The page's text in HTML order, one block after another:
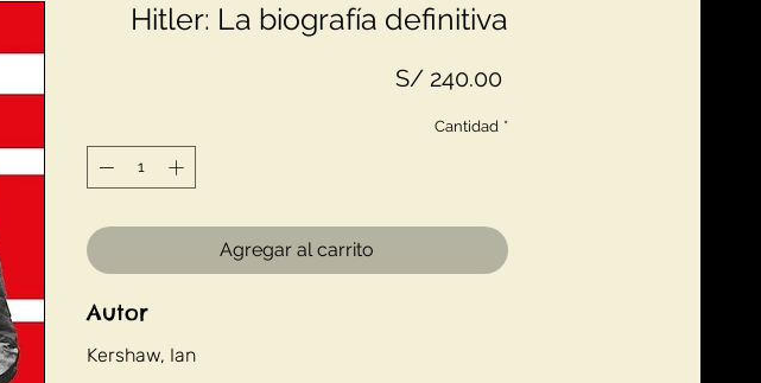
Hitler: La biografía definitiva
S/ 240.00Precio
Cantidad *
Agregar al carrito
Autor
Kershaw, Ian